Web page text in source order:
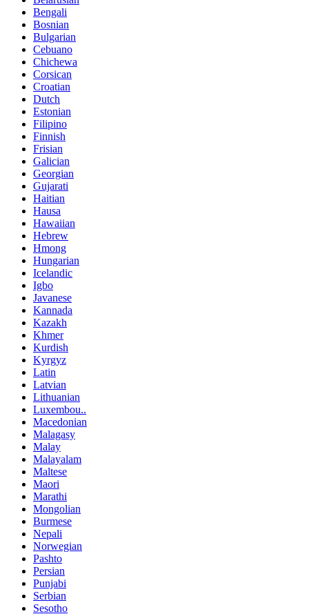
Bengali
Bosnian
Bulgarian
Cebuano
Chichewa
Corsican
Croatian
Dutch
Estonian
Filipino
Finnish
Frisian
Galician
Georgian
Gujarati
Haitian
Hausa
Hawaiian
Hebrew
Hmong
Hungarian
Icelandic
Igbo
Javanese
Kannada
Kazakh
Khmer
Kurdish
Kyrgyz
Latin
Latvian
Lithuanian
Luxembou..
Macedonian
Malagasy
Malay
Malayalam
Maltese
Maori
Marathi
Mongolian
Burmese
Nepali
Norwegian
Pashto
Persian
Punjabi
Serbian
Sesotho